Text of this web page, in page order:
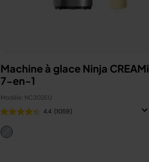
Machine à glace Ninja CREAMi
7-en-1
Modèle: NC302EU
4.4 (1059)